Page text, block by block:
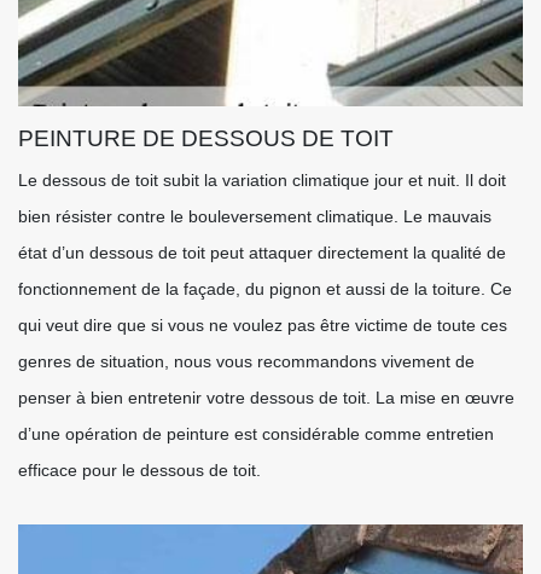
PEINTURE DE DESSOUS DE TOIT
Le dessous de toit subit la variation climatique jour et nuit. Il doit
bien résister contre le bouleversement climatique. Le mauvais
état d’un dessous de toit peut attaquer directement la qualité de
fonctionnement de la façade, du pignon et aussi de la toiture. Ce
qui veut dire que si vous ne voulez pas être victime de toute ces
genres de situation, nous vous recommandons vivement de
penser à bien entretenir votre dessous de toit. La mise en œuvre
d’une opération de peinture est considérable comme entretien
efficace pour le dessous de toit.